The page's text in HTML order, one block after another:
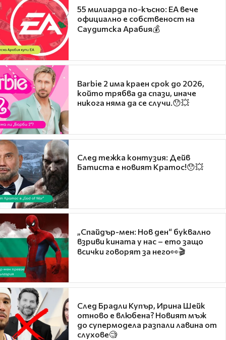
55 милиарда по-късно: EA вече
официално е собственост на
Саудитска Арабия💰
Barbie 2 има краен срок до 2026,
който трябва да спази, иначе
никога няма да се случи.😯💥
След тежка контузия: Дейв
Батиста е новият Кратос!😯💥
„Спайдър-мен: Нов ден“ буквално
взриви кината у нас – ето защо
всички говорят за него👀🎬
След Брадли Купър, Ирина Шейк
отново е влюбена? Новият мъж
до супермодела разпали лавина от
слухове🧐